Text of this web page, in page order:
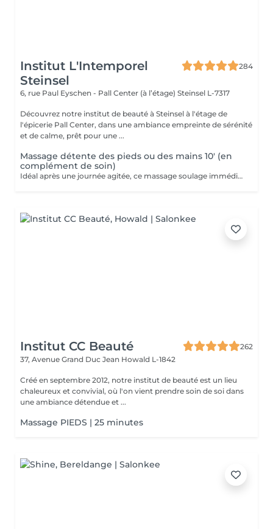
Institut L'Intemporel
Steinsel
284
6, rue Paul Eyschen - Pall Center (à l’étage) Steinsel L-7317
Découvrez notre institut de beauté à Steinsel à l'étage de
l'épicerie Pall Center, dans une ambiance empreinte de sérénité
et de calme, prêt pour une ...
Massage détente des pieds ou des mains 10' (en
complément de soin)
Idéal après une journée agitée, ce massage soulage immédiatement vos pieds. Pourquoi ne pas profiter d'un massage des pieds pendant votre pose masque? Uniquement en complément d'un soin du visage.
Institut CC Beauté
262
37, Avenue Grand Duc Jean Howald L-1842
Créé en septembre 2012, notre institut de beauté est un lieu
chaleureux et convivial, où l'on vient prendre soin de soi dans
une ambiance détendue et ...
Massage PIEDS | 25 minutes